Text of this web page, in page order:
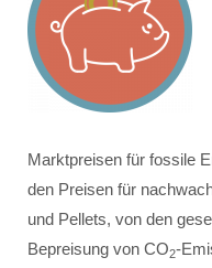
Marktpreisen für fossile
den Preisen für
und Pellets, von den
Bepreisung von CO2-